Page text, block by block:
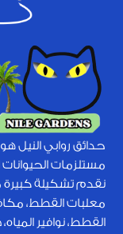
حدائق روابي النيل
مستلزمات الحيوانات
نقدم تشكيلة كبيرة
معلبات القطط،
القطط، نوافير